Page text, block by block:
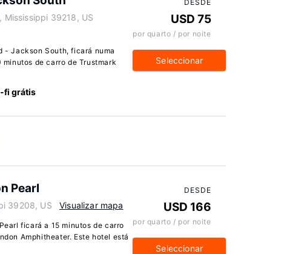
39218, US
- Jackson South, ficará numa
de carro de Trustmark
fi grátis
DESDE
USD 75
por quarto / por noite
Seleccionar
Pearl
39208, US Visualizar mapa
ficará a 15 minutos de carro
Amphitheater. Este hotel está
DESDE
USD 166
por quarto / por noite
Seleccionar